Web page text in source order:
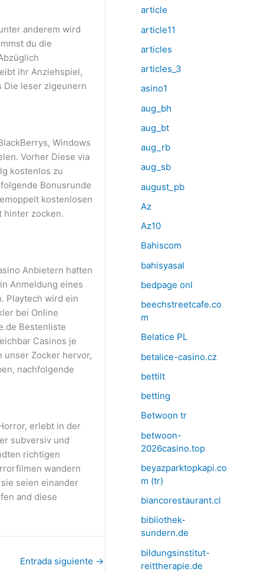
anderem wird
du die
ihr Anziehspiel,
Die leser zigeunern
Windows
Vorher Diese via
kostenlos zu
Bonusrunde
kostenlosen
hinter zocken.
Anbietern hatten
Anmeldung eines
Playtech wird ein
bei Online
Bestenliste
Casinos je
unser Zocker hervor,
nachfolgende
erlebt in der
subversiv und
richtigen
wandern
seien einander
and diese
Entrada siguiente →
article
article11
articles
articles_3
asino1
aug_bh
aug_bt
aug_rb
aug_sb
august_pb
Az
Az10
Bahiscom
bahisyasal
bedpage onl
beechstreetcafe.co
m
Belatice PL
betalice-casino.cz
bettilt
betting
Betwoon tr
betwoon-
2026casino.top
beyazparktopkapi.co
m (tr)
biancorestaurant.cl
bibliothek-
sundern.de
bildungsinstitut-
reittherapie.de